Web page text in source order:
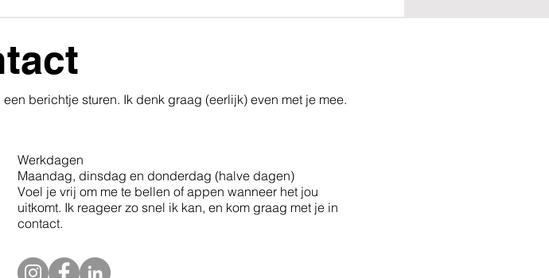
berichtje sturen. Ik denk graag (eerlijk) even met je mee.
Werkdagen
Maandag, dinsdag en donderdag (halve dagen)
Voel je vrij om me te bellen of appen wanneer het jou
uitkomt. Ik reageer zo snel ik kan, en kom graag met je in
contact.